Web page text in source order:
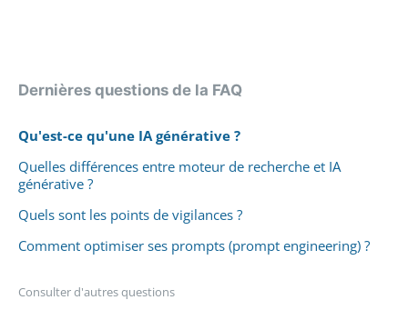
Dernières questions de la FAQ
Qu'est-ce qu'une IA générative ?
Quelles différences entre moteur de recherche et IA
générative ?
Quels sont les points de vigilances ?
Comment optimiser ses prompts (prompt engineering) ?
Consulter d'autres questions